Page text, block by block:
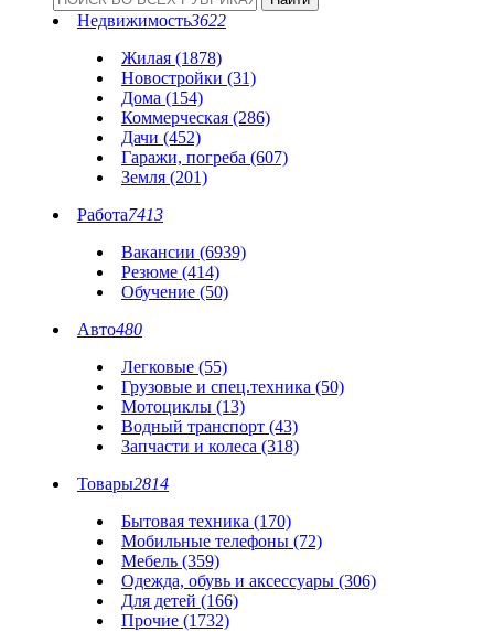
Недвижимость3622
Жилая (1878)
Новостройки (31)
Дома (154)
Коммерческая (286)
Дачи (452)
Гаражи, погреба (607)
Земля (201)
Работа7413
Вакансии (6939)
Резюме (414)
Обучение (50)
Авто480
Легковые (55)
Грузовые и спец.техника (50)
Мотоциклы (13)
Водный транспорт (43)
Запчасти и колеса (318)
Товары2814
Бытовая техника (170)
Мобильные телефоны (72)
Мебель (359)
Одежда, обувь и аксессуары (306)
Для детей (166)
Прочие (1732)